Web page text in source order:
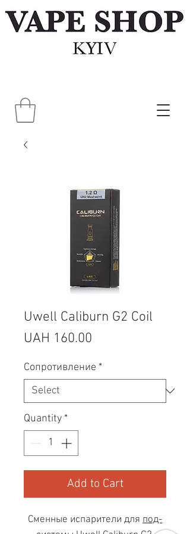
Uwell Caliburn G2 Coil
UAH 160.00
Сопротивление *
Quantity *
Add to Cart
Сменные испарители для под-